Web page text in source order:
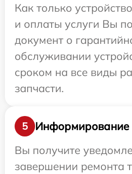
Как только
и оплаты услуги Вы
документ о
обслуживании
сроком на все виды
запчасти.
5
Информирование
Вы получите
завершении ремонта